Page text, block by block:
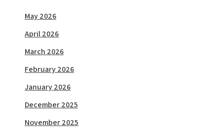
May 2026
April 2026
March 2026
February 2026
January 2026
December 2025
November 2025